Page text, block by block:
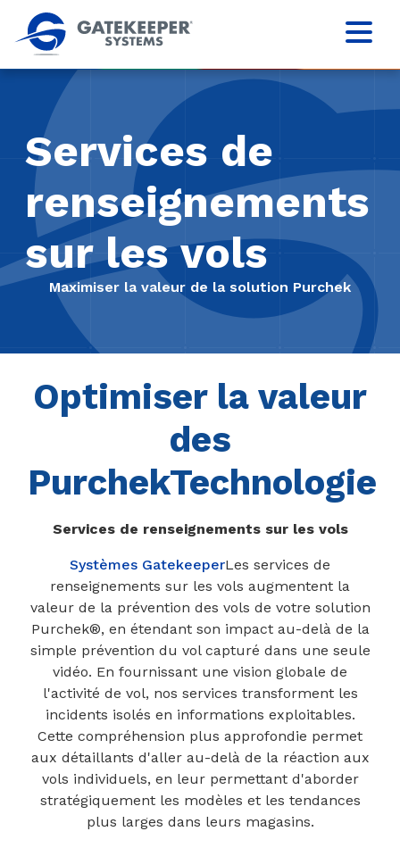
Services de
renseignements
sur les vols
Maximiser la valeur de la solution Purchek
Optimiser la valeur
des
PurchekTechnologie
Services de renseignements sur les vols
Systèmes GatekeeperLes services de
renseignements sur les vols augmentent la
valeur de la prévention des vols de votre solution
Purchek®, en étendant son impact au-delà de la
simple prévention du vol capturé dans une seule
vidéo. En fournissant une vision globale de
l'activité de vol, nos services transforment les
incidents isolés en informations exploitables.
Cette compréhension plus approfondie permet
aux détaillants d'aller au-delà de la réaction aux
vols individuels, en leur permettant d'aborder
stratégiquement les modèles et les tendances
plus larges dans leurs magasins.